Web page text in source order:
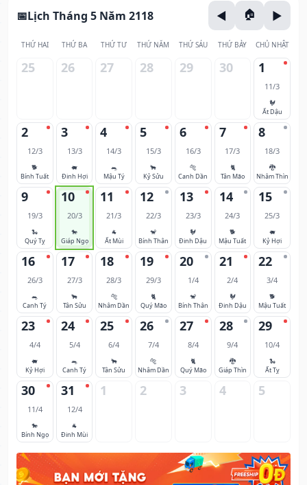
Lịch Tháng 5 Năm 2118
THỨ HAI THỨ BA THỨ TƯ THỨ NĂM THỨ SÁU THỨ BẢY CHỦ NHẬT
25 26 27 28 29 30 1
11/3
🐓
Ất Dậu
2
12/3
🐕
Bính Tuất
3
13/3
🐖
Đinh Hợi
4
14/3
🐀
Mậu Tý
5
15/3
🐂
Kỷ Sửu
6
16/3
🐅
Canh Dần
7
17/3
🐈
Tân Mão
8
18/3
🐉
Nhâm Thìn
9
19/3
🐍
Quý Tỵ
10
20/3
🐎
Giáp Ngọ
11
21/3
🐐
Ất Mùi
12
22/3
🐒
Bính Thân
13
23/3
🐓
Đinh Dậu
14
24/3
🐕
Mậu Tuất
15
25/3
🐖
Kỷ Hợi
16
26/3
🐀
Canh Tý
17
27/3
🐂
Tân Sửu
18
28/3
🐅
Nhâm Dần
19
29/3
🐈
Quý Mão
20
1/4
🐒
Bính Thân
21
2/4
🐓
Đinh Dậu
22
3/4
🐕
Mậu Tuất
23
4/4
🐖
Kỷ Hợi
24
5/4
🐀
Canh Tý
25
6/4
🐂
Tân Sửu
26
7/4
🐅
Nhâm Dần
27
8/4
🐈
Quý Mão
28
9/4
🐉
Giáp Thìn
29
10/4
🐍
Ất Tỵ
30
11/4
🐎
Bính Ngọ
31
12/4
🐐
Đinh Mùi
1 2 3 4 5